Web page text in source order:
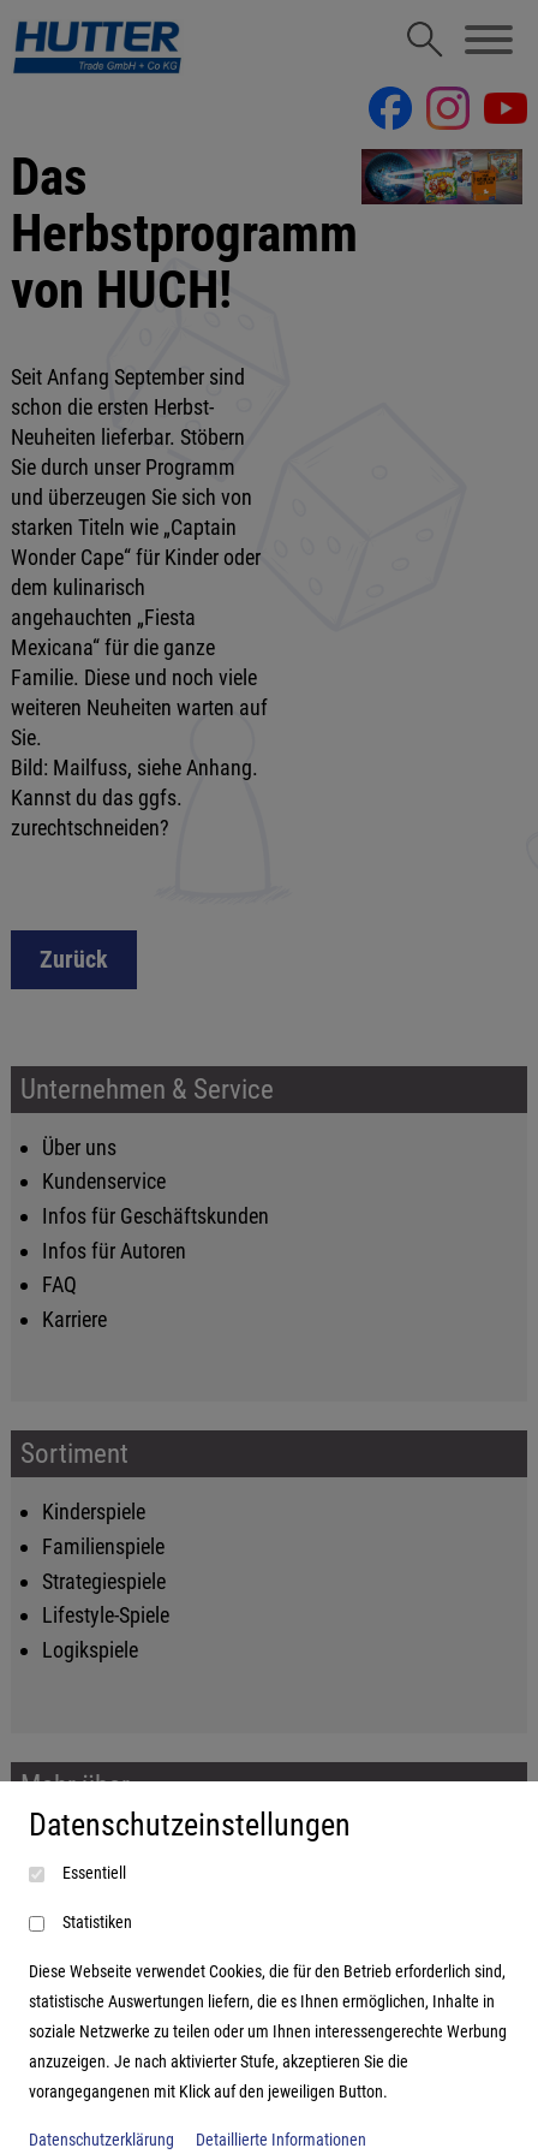
Das
Herbstprogramm
von HUCH!
Seit Anfang September sind
schon die ersten Herbst-
Neuheiten lieferbar. Stöbern
Sie durch unser Programm
und überzeugen Sie sich von
starken Titeln wie „Captain
Wonder Cape“ für Kinder oder
dem kulinarisch
angehauchten „Fiesta
Mexicana“ für die ganze
Familie. Diese und noch viele
weiteren Neuheiten warten auf
Sie.
Bild: Mailfuss, siehe Anhang.
Kannst du das ggfs.
zurechtschneiden?
Zurück
Unternehmen & Service
Über uns
Kundenservice
Infos für Geschäftskunden
Infos für Autoren
FAQ
Karriere
Sortiment
Kinderspiele
Familienspiele
Strategiespiele
Lifestyle-Spiele
Logikspiele
Mehr über...
Impressum
AGB
Datenschutzerklärung
Adresse
Hutter Trade GmbH + Co KG
Bgm.-Landmann-Platz 1-5
Datenschutzeinstellungen
Essentiell
Statistiken
Diese Webseite verwendet Cookies, die für den Betrieb erforderlich sind,
statistische Auswertungen liefern, die es Ihnen ermöglichen, Inhalte in
soziale Netzwerke zu teilen oder um Ihnen interessengerechte Werbung
anzuzeigen. Je nach aktivierter Stufe, akzeptieren Sie die
vorangegangenen mit Klick auf den jeweiligen Button.
Datenschutzerklärung Detaillierte Informationen